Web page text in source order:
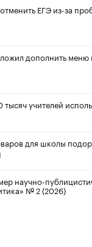
ЕГЭ из-за
дополнить меню
учителей
для школы
научно-
№ 2 (2026)